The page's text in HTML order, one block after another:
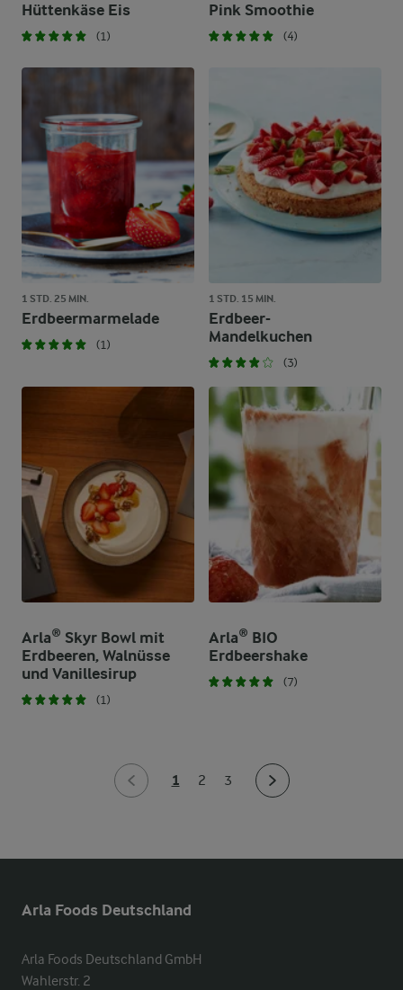
Hüttenkäse Eis
(1)
Pink Smoothie
(4)
1 STD. 25 MIN.
Erdbeermarmelade
(1)
1 STD. 15 MIN.
Erdbeer-
Mandelkuchen
(3)
Arla® Skyr Bowl mit
Erdbeeren, Walnüsse
und Vanillesirup
(1)
Arla® BIO
Erdbeershake
(7)
1 2 3
Arla Foods Deutschland
Arla Foods Deutschland GmbH
Wahlerstr. 2